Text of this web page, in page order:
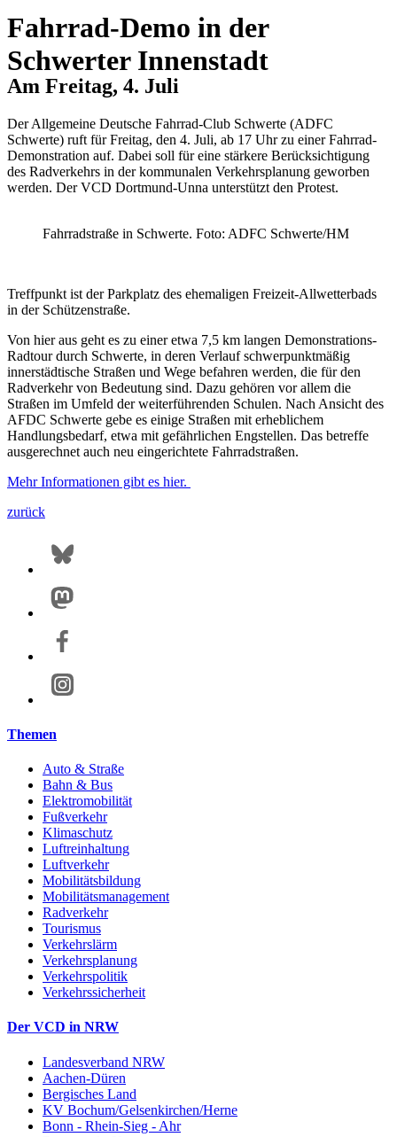
Fahrrad-Demo in der
Schwerter Innenstadt
Am Freitag, 4. Juli
Der Allgemeine Deutsche Fahrrad-Club Schwerte (ADFC
Schwerte) ruft für Freitag, den 4. Juli, ab 17 Uhr zu einer Fahrrad-
Demonstration auf. Dabei soll für eine stärkere Berücksichtigung
des Radverkehrs in der kommunalen Verkehrsplanung geworben
werden. Der VCD Dortmund-Unna unterstützt den Protest.
Fahrradstraße in Schwerte. Foto: ADFC Schwerte/HM
Treffpunkt ist der Parkplatz des ehemaligen Freizeit-Allwetterbads
in der Schützenstraße.
Von hier aus geht es zu einer etwa 7,5 km langen Demonstrations-
Radtour durch Schwerte, in deren Verlauf schwerpunktmäßig
innerstädtische Straßen und Wege befahren werden, die für den
Radverkehr von Bedeutung sind. Dazu gehören vor allem die
Straßen im Umfeld der weiterführenden Schulen. Nach Ansicht des
AFDC Schwerte gebe es einige Straßen mit erheblichem
Handlungsbedarf, etwa mit gefährlichen Engstellen. Das betreffe
ausgerechnet auch neu eingerichtete Fahrradstraßen.
Mehr Informationen gibt es hier.
zurück
Themen
Auto & Straße
Bahn & Bus
Elektromobilität
Fußverkehr
Klimaschutz
Luftreinhaltung
Luftverkehr
Mobilitätsbildung
Mobilitätsmanagement
Radverkehr
Tourismus
Verkehrslärm
Verkehrsplanung
Verkehrspolitik
Verkehrssicherheit
Der VCD in NRW
Landesverband NRW
Aachen-Düren
Bergisches Land
KV Bochum/Gelsenkirchen/Herne
Bonn - Rhein-Sieg - Ahr